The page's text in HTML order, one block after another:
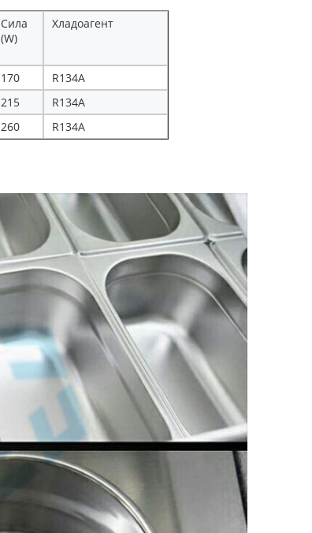
Оставьте сообщение
Мы скоро тебе перезвоним!
Сила
(W)
Хладоагент
170
R134A
215
R134A
260 R134A